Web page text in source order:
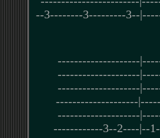
--3--------3---------3--
--------------------
--------------------
--------------------
--------------------
--------------------
------------3--2----|--